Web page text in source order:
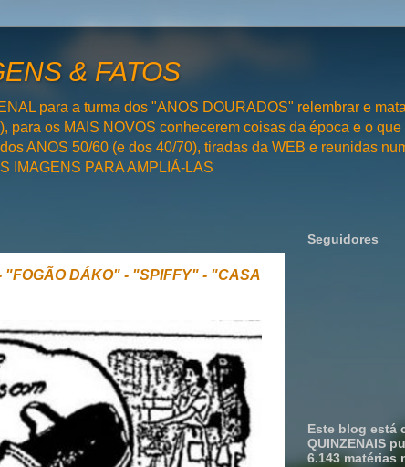
& FATOS
para a turma dos "ANOS DOURADOS" relembrar e
para os MAIS NOVOS conhecerem coisas da época e o
ANOS 50/60 (e dos 40/70), tiradas da WEB e reunidas
IMAGENS PARA AMPLIÁ-LAS
DÁKO" - "SPIFFY" - "CASA
Seguidores
Este blog está
QUINZENAIS
6.143 matérias